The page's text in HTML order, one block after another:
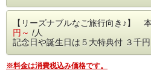
⑤ お部屋にて、赤白ワ
※お酒が苦手な方はソ
※レストランへの飲み
さらに、さらに、貸切露
４５分間貸切無料サー
【リーズナブルなご旅行向き♪】
円～ /人
記念日や誕生日は５大特典付 ３千
※料金は消費税込み価格です。